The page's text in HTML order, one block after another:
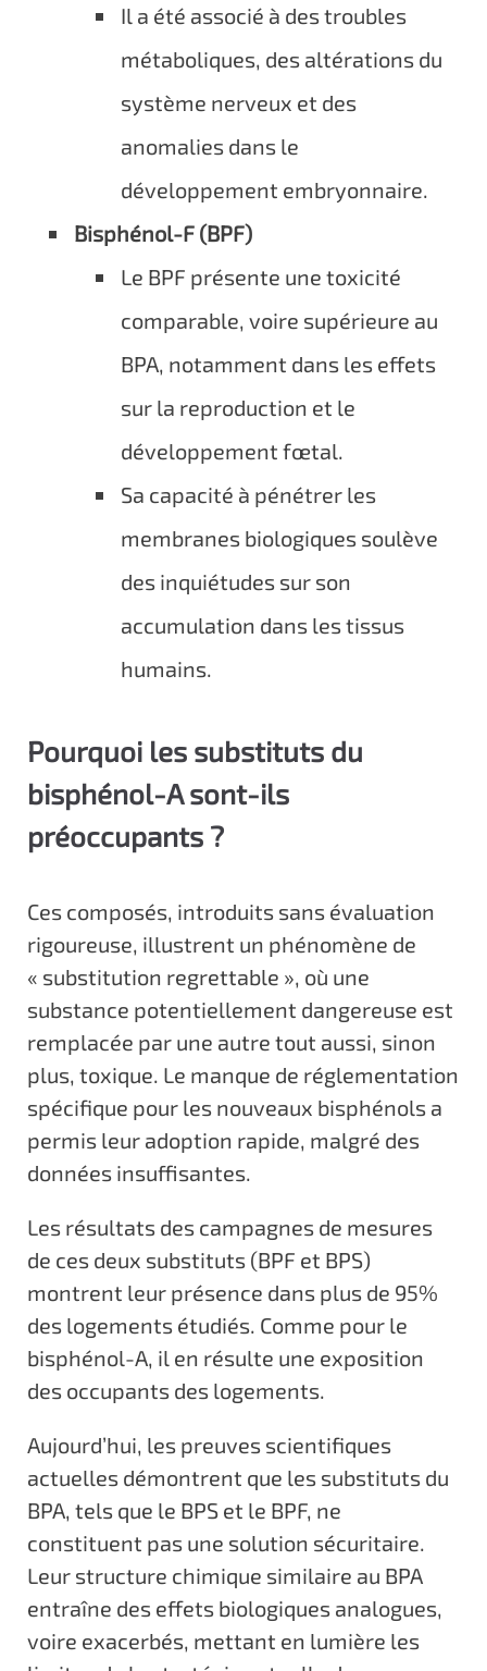
Il a été associé à des troubles
métaboliques, des altérations du
système nerveux et des
anomalies dans le
développement embryonnaire.
Bisphénol-F (BPF)
Le BPF présente une toxicité
comparable, voire supérieure au
BPA, notamment dans les effets
sur la reproduction et le
développement fœtal.
Sa capacité à pénétrer les
membranes biologiques soulève
des inquiétudes sur son
accumulation dans les tissus
humains.
Pourquoi les substituts du
bisphénol-A sont-ils
préoccupants ?
Ces composés, introduits sans évaluation
rigoureuse, illustrent un phénomène de
« substitution regrettable », où une
substance potentiellement dangereuse est
remplacée par une autre tout aussi, sinon
plus, toxique. Le manque de réglementation
spécifique pour les nouveaux bisphénols a
permis leur adoption rapide, malgré des
données insuffisantes.
Les résultats des campagnes de mesures
de ces deux substituts (BPF et BPS)
montrent leur présence dans plus de 95%
des logements étudiés. Comme pour le
bisphénol-A, il en résulte une exposition
des occupants des logements.
Aujourd’hui, les preuves scientifiques
actuelles démontrent que les substituts du
BPA, tels que le BPS et le BPF, ne
constituent pas une solution sécuritaire.
Leur structure chimique similaire au BPA
entraîne des effets biologiques analogues,
voire exacerbés, mettant en lumière les